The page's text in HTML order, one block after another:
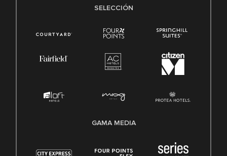
SELECCIÓN
GAMA MEDIA